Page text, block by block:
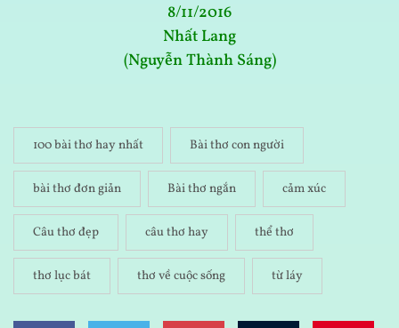
8/11/2016
Nhất Lang
(Nguyễn Thành Sáng)
100 bài thơ hay nhất Bài thơ con người
bài thơ đơn giản Bài thơ ngắn cảm xúc
Câu thơ đẹp câu thơ hay thể thơ
thơ lục bát thơ về cuộc sống từ láy